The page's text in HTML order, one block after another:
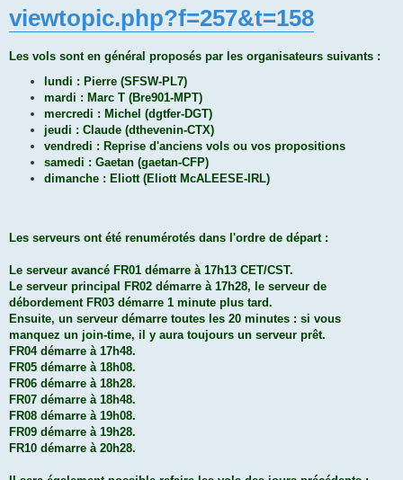
viewtopic.php?f=257&t=158
Les vols sont en général proposés par les organisateurs suivants :
lundi : Pierre (SFSW-PL7)
mardi : Marc T (Bre901-MPT)
mercredi : Michel (dgtfer-DGT)
jeudi : Claude (dthevenin-CTX)
vendredi : Reprise d'anciens vols ou vos propositions
samedi : Gaetan (gaetan-CFP)
dimanche : Eliott (Eliott McALEESE-IRL)
Les serveurs ont été renumérotés dans l'ordre de départ :
Le serveur avancé FR01 démarre à 17h13 CET/CST.
Le serveur principal FR02 démarre à 17h28, le serveur de
débordement FR03 démarre 1 minute plus tard.
Ensuite, un serveur démarre toutes les 20 minutes : si vous
manquez un join-time, il y aura toujours un serveur prêt.
FR04 démarre à 17h48.
FR05 démarre à 18h08.
FR06 démarre à 18h28.
FR07 démarre à 18h48.
FR08 démarre à 19h08.
FR09 démarre à 19h28.
FR10 démarre à 20h28.